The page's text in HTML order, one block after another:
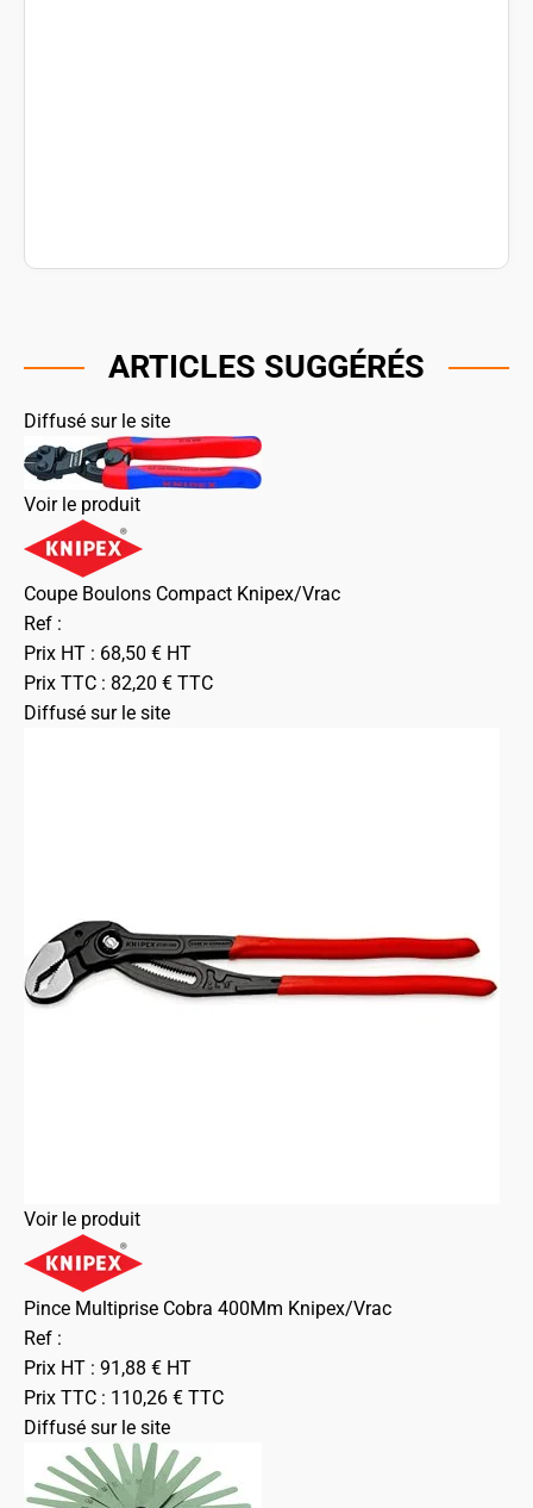
ARTICLES SUGGÉRÉS
Diffusé sur le site
Voir le produit
Coupe Boulons Compact Knipex/Vrac
Ref :
Prix HT : 68,50 € HT
Prix TTC : 82,20 € TTC
Diffusé sur le site
Voir le produit
Pince Multiprise Cobra 400Mm Knipex/Vrac
Ref :
Prix HT : 91,88 € HT
Prix TTC : 110,26 € TTC
Diffusé sur le site